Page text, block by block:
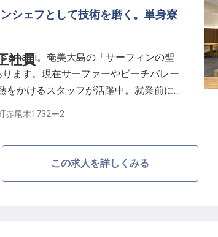
社員
シェフとして技術を磨く。単身寮
amami。奄美大島の「サーフィンの聖
ます。現在サーファーやビーチバレー
かけるスタッフが活躍中。就業前に波
能です。好きなことと同じくらい料理
しょう！
赤尾木1732ー2
この求人を詳しくみる